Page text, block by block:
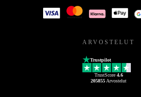
ARVOSTELUT
Trustpilot
TrustScore 4.6
205855 Arvostelut